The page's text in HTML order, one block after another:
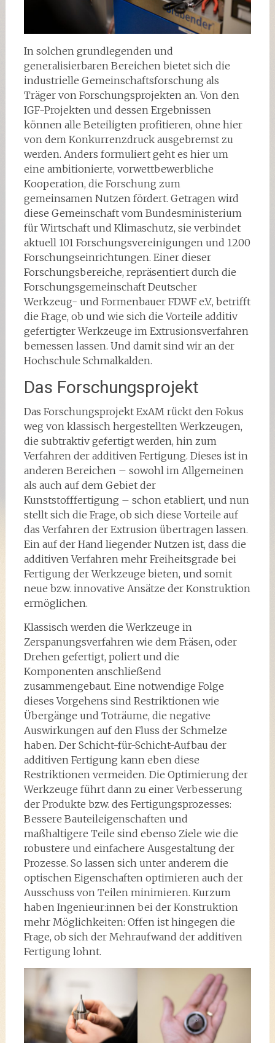
In solchen grundlegenden und
generalisierbaren Bereichen bietet sich die
industrielle Gemeinschaftsforschung als
Träger von Forschungsprojekten an. Von den
IGF-Projekten und dessen Ergebnissen
können alle Beteiligten profitieren, ohne hier
von dem Konkurrenzdruck ausgebremst zu
werden. Anders formuliert geht es hier um
eine ambitionierte, vorwettbewerbliche
Kooperation, die Forschung zum
gemeinsamen Nutzen fördert. Getragen wird
diese Gemeinschaft vom Bundesministerium
für Wirtschaft und Klimaschutz, sie verbindet
aktuell 101 Forschungsvereinigungen und 1200
Forschungseinrichtungen. Einer dieser
Forschungsbereiche, repräsentiert durch die
Forschungsgemeinschaft Deutscher
Werkzeug- und Formenbauer FDWF e.V., betrifft
die Frage, ob und wie sich die Vorteile additiv
gefertigter Werkzeuge im Extrusionsverfahren
bemessen lassen. Und damit sind wir an der
Hochschule Schmalkalden.
Das Forschungsprojekt
Das Forschungsprojekt ExAM rückt den Fokus
weg von klassisch hergestellten Werkzeugen,
die subtraktiv gefertigt werden, hin zum
Verfahren der additiven Fertigung. Dieses ist in
anderen Bereichen – sowohl im Allgemeinen
als auch auf dem Gebiet der
Kunststofffertigung – schon etabliert, und nun
stellt sich die Frage, ob sich diese Vorteile auf
das Verfahren der Extrusion übertragen lassen.
Ein auf der Hand liegender Nutzen ist, dass die
additiven Verfahren mehr Freiheitsgrade bei
Fertigung der Werkzeuge bieten, und somit
neue bzw. innovative Ansätze der Konstruktion
ermöglichen.
Klassisch werden die Werkzeuge in
Zerspanungsverfahren wie dem Fräsen, oder
Drehen gefertigt, poliert und die
Komponenten anschließend
zusammengebaut. Eine notwendige Folge
dieses Vorgehens sind Restriktionen wie
Übergänge und Toträume, die negative
Auswirkungen auf den Fluss der Schmelze
haben. Der Schicht-für-Schicht-Aufbau der
additiven Fertigung kann eben diese
Restriktionen vermeiden. Die Optimierung der
Werkzeuge führt dann zu einer Verbesserung
der Produkte bzw. des Fertigungsprozesses:
Bessere Bauteileigenschaften und
maßhaltigere Teile sind ebenso Ziele wie die
robustere und einfachere Ausgestaltung der
Prozesse. So lassen sich unter anderem die
optischen Eigenschaften optimieren auch der
Ausschuss von Teilen minimieren. Kurzum
haben Ingenieur:innen bei der Konstruktion
mehr Möglichkeiten: Offen ist hingegen die
Frage, ob sich der Mehraufwand der additiven
Fertigung lohnt.